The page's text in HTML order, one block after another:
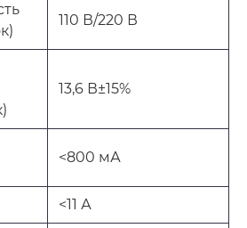
110 В/220 В
13,6 В±15%
<800 мА
<11 А